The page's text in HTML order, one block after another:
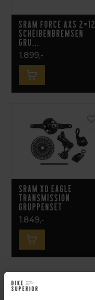
Sram Force AXS 2×12
Scheibenbremsen
Gru...
1.899,-
SRAM X0 Eagle
Transmission
Gruppenset
1.849,-